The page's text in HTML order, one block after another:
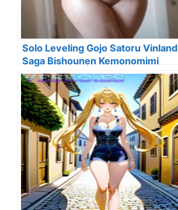
Solo Leveling Gojo Satoru Vinland
Saga Bishounen Kemonomimi